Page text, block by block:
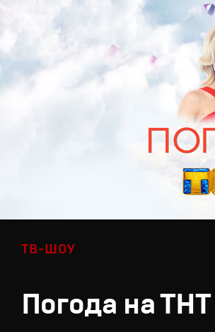
ТВ-ШОУ
Погода на ТНТ